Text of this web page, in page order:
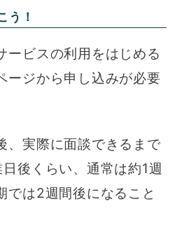
う！
ービスの利用をはじめる
ージから申し込みが必要
、実際に面談できるまで
後くらい、通常は約1週
では2週間後になること